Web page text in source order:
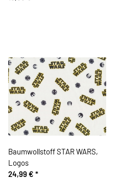
Baumwollstoff STAR WARS,
Logos
24,99 € *